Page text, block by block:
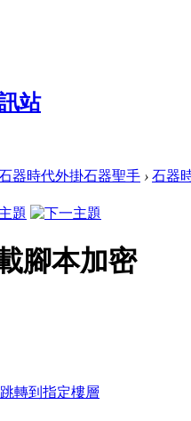
器時代外掛石器聖手 › 石器
腳本加密